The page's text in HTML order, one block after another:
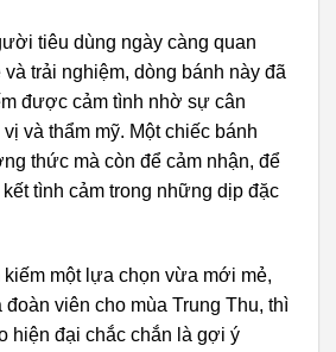
tiêu dùng ngày càng quan
trải nghiệm, dòng bánh này đã
được cảm tình nhờ sự cân
và thẩm mỹ. Một chiếc bánh
thức mà còn để cảm nhận, để
tình cảm trong những dịp đặc
kiếm một lựa chọn vừa mới mẻ,
viên cho mùa Trung Thu, thì
hiện đại chắc chắn là gợi ý